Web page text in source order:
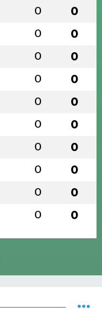
0 0
0 0
0 0
0 0
0 0
0 0
0 0
0 0
0 0
0 0